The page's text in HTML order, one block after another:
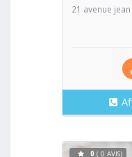
21 avenue
0 ( 0 AVIS)